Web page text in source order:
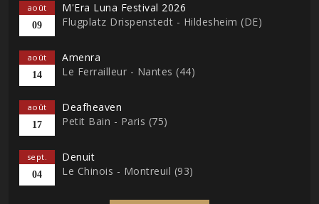
août
09
M'Era Luna Festival 2026
Flugplatz Drispenstedt - Hildesheim (DE)
août
14
Amenra
Le Ferrailleur - Nantes (44)
août
17
Deafheaven
Petit Bain - Paris (75)
sept.
04
Denuit
Le Chinois - Montreuil (93)